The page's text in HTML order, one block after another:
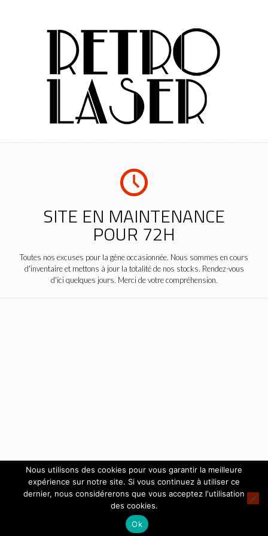
SITE EN MAINTENANCE
POUR 72H
Toutes nos excuses pour la gène occasionnée. Nous sommes en cours
d'inventaire et mettons à jour la totalité de nos stocks. Rendez-vous
d'ici quelques jours. Merci de votre compréhension.
Nous utilisons des cookies pour vous garantir la meilleure
expérience sur notre site. Si vous continuez à utiliser ce
dernier, nous considérerons que vous acceptez l'utilisation
des cookies.
Ok